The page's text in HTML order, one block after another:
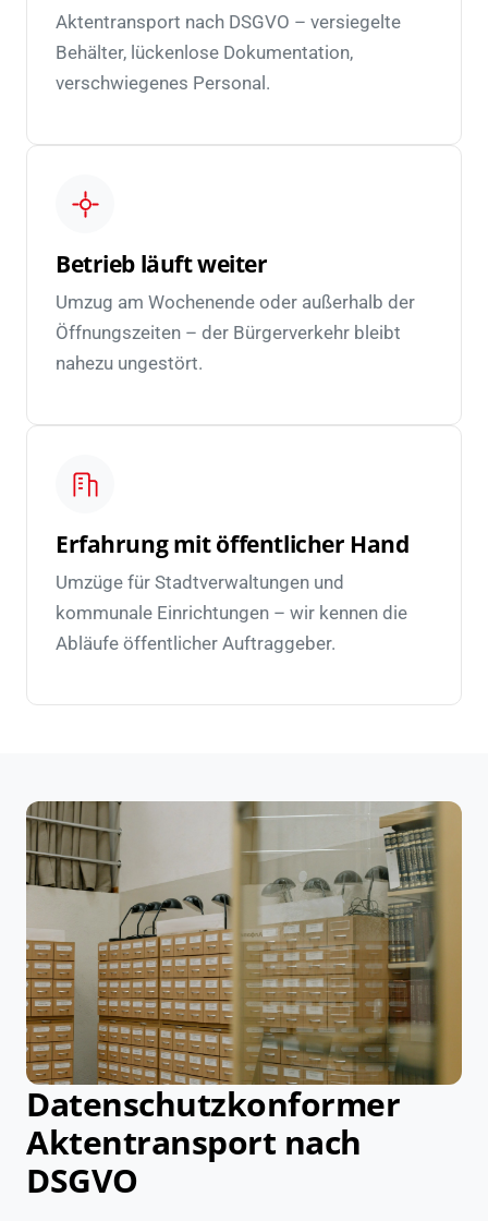
Aktentransport nach DSGVO – versiegelte
Behälter, lückenlose Dokumentation,
verschwiegenes Personal.
Betrieb läuft weiter
Umzug am Wochenende oder außerhalb der
Öffnungszeiten – der Bürgerverkehr bleibt
nahezu ungestört.
Erfahrung mit öffentlicher Hand
Umzüge für Stadtverwaltungen und
kommunale Einrichtungen – wir kennen die
Abläufe öffentlicher Auftraggeber.
Datenschutzkonformer
Aktentransport nach
DSGVO